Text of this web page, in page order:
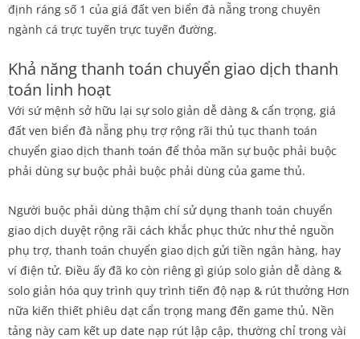
định ráng số 1 của giá đất ven biển đà nẵng trong chuyên
ngành cá trực tuyến trực tuyến đường.
Khả năng thanh toán chuyển giao dịch thanh
toán linh hoạt
Với sứ mệnh sở hữu lại sự solo giản dễ dàng & cẩn trọng, giá
đất ven biển đà nẵng phụ trợ rộng rãi thủ tục thanh toán
chuyển giao dịch thanh toán để thỏa mãn sự buộc phải buộc
phải dùng sự buộc phải buộc phải dùng của game thủ.
Người buộc phải dùng thậm chí sử dụng thanh toán chuyển
giao dịch duyệt rộng rãi cách khắc phục thức như thẻ nguồn
phụ trợ, thanh toán chuyển giao dịch gửi tiền ngân hàng, hay
ví điện tử. Điều ấy đã ko còn riêng gì giúp solo giản dễ dàng &
solo giản hóa quy trình quy trình tiến độ nạp & rút thưởng Hơn
nữa kiến thiết phiêu dạt cẩn trọng mang đến game thủ. Nền
tảng này cam kết up date nạp rút lập cập, thường chỉ trong vài